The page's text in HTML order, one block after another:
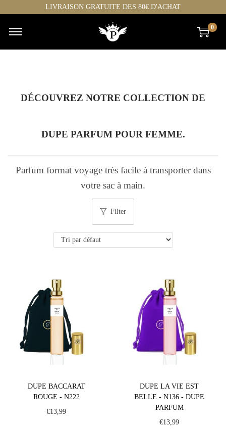
LIVRAISON GRATUITE DES 80€ D'ACHAT
0
DÉCOUVREZ NOTRE COLLECTION DE
DUPE PARFUM POUR FEMME.
Parfum format voyage très facile à transporter dans
votre sac à main.
Filter
DUPE BACCARAT
ROUGE - N222
€13,99
DUPE LA VIE EST
BELLE - N136 - DUPE
PARFUM
€13,99